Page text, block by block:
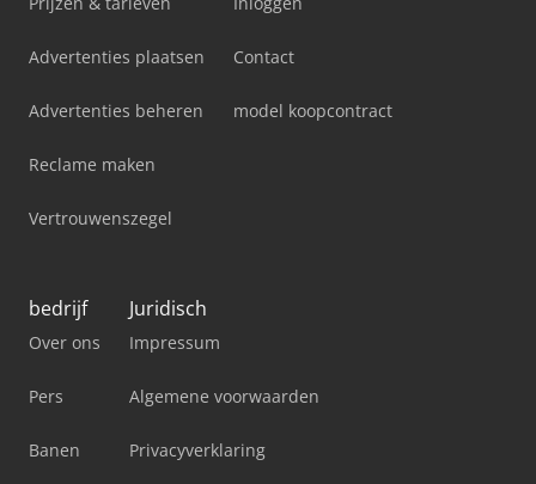
Advertenties plaatsen
Advertenties beheren
Reclame maken
Vertrouwenszegel
Contact
model koopcontract
bedrijf
Over ons
Pers
Banen
Juridisch
Impressum
Algemene voorwaarden
Privacyverklaring